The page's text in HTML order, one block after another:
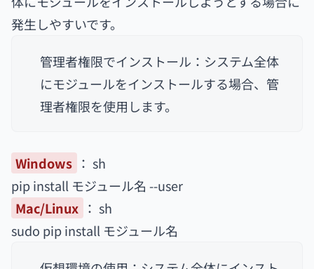
発生しやすいです。
管理者権限でインストール：システム全体
にモジュールをインストールする場合、管
理者権限を使用します。
Windows ： sh
pip install モジュール名 --user
Mac/Linux ： sh
sudo pip install モジュール名